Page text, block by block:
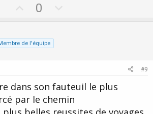
p
o
t
0
o
v
t
e
de l'équipe
#9
dans son fauteuil le plus
par le chemin